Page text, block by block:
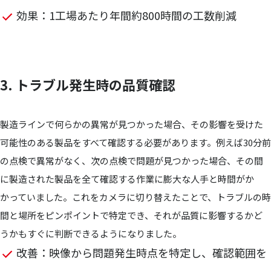
効果：1工場あたり年間約800時間の工数削減
3. トラブル発生時の品質確認
製造ラインで何らかの異常が見つかった場合、その影響を受けた
可能性のある製品をすべて確認する必要があります。例えば30分前
の点検で異常がなく、次の点検で問題が見つかった場合、その間
に製造された製品を全て確認する作業に膨大な人手と時間がか
かっていました。これをカメラに切り替えたことで、トラブルの時
間と場所をピンポイントで特定でき、それが品質に影響するかど
うかもすぐに判断できるようになりました。
改善：映像から問題発生時点を特定し、確認範囲を